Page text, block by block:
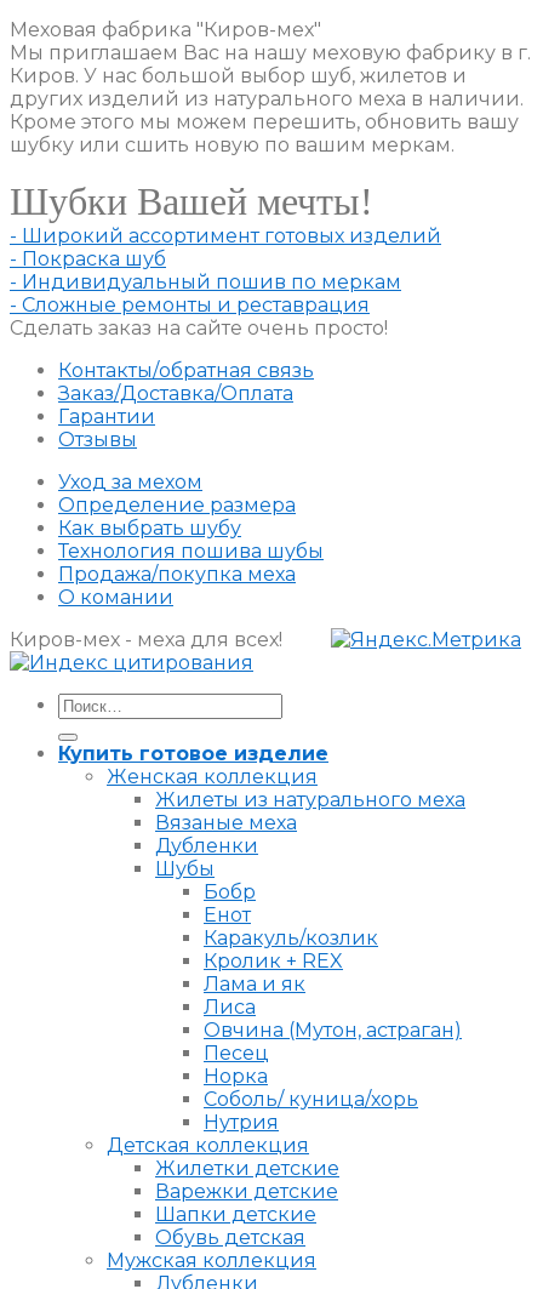
Меховая фабрика "Киров-мех"
Мы приглашаем Вас на нашу меховую фабрику в г.
Киров. У нас большой выбор шуб, жилетов и
других изделий из натурального меха в наличии.
Кроме этого мы можем перешить, обновить вашу
шубку или сшить новую по вашим меркам.
Шубки Вашей мечты!
- Широкий ассортимент готовых изделий
- Покраска шуб
- Индивидуальный пошив по меркам
- Сложные ремонты и реставрация
Сделать заказ на сайте очень просто!
Контакты/обратная связь
Заказ/Доставка/Оплата
Гарантии
Отзывы
Уход за мехом
Определение размера
Как выбрать шубу
Технология пошива шубы
Продажа/покупка меха
О комании
Киров-мех - меха для всех!
Искать:
Купить готовое изделие
Женская коллекция
Жилеты из натурального меха
Вязаные меха
Дубленки
Шубы
Бобр
Енот
Каракуль/козлик
Кролик + REX
Лама и як
Лиса
Овчина (Мутон, астраган)
Песец
Норка
Соболь/ куница/хорь
Нутрия
Детская коллекция
Жилетки детские
Варежки детские
Шапки детские
Обувь детская
Мужская коллекция
Дубленки